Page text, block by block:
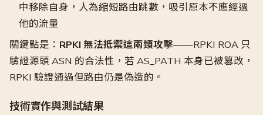
中移除自身，人為縮短路由跳數，吸引原本不應經過
他的流量
關鍵點是： RPKI 無法抵禦這兩類攻擊——RPKI ROA 只
驗證源頭 ASN 的合法性，若 AS_PATH 本身已被篡改，
RPKI 驗證通過但路由仍是偽造的。
技術實作與測試結果